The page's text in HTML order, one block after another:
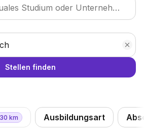
Stellen finden
30 km Ausbildungsart